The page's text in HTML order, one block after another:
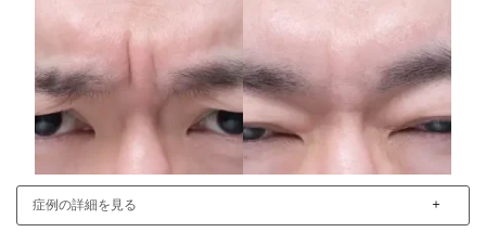
症例の詳細を見る ＋